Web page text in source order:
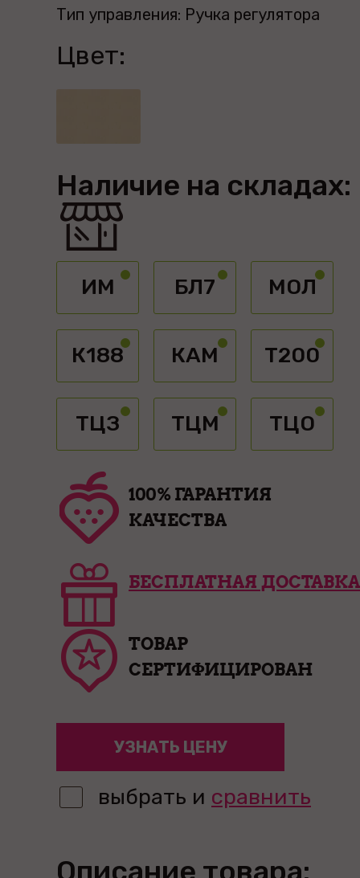
Тип управления: Ручка регулятора
Цвет:
Наличие на складах:
ИМ БЛ7 МОЛ
К188 КАМ Т200
ТЦЗ ТЦМ ТЦО
100% ГАРАНТИЯ
КАЧЕСТВА
БЕСПЛАТНАЯ ДОСТАВКА
ТОВАР
СЕРТИФИЦИРОВАН
УЗНАТЬ ЦЕНУ
выбрать и сравнить